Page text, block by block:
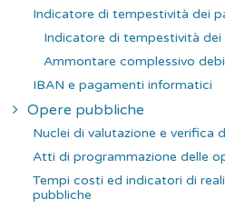
Indicatore di tempestività dei
Indicatore di tempestività dei
Ammontare complessivo
IBAN e pagamenti informatici
Opere pubbliche
Nuclei di valutazione e verifica
Atti di programmazione delle
Tempi costi ed indicatori di
pubbliche